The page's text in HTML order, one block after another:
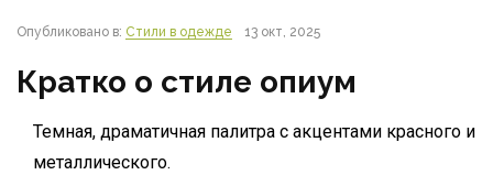
Опубликовано в: Стили в одежде 13 окт, 2025
Кратко о стиле опиум
Темная, драматичная палитра с акцентами красного и
металлического.